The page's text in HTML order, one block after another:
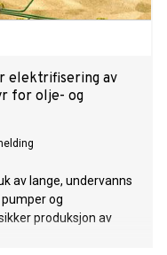
elektrifisering av
for olje- og
av lange, undervanns
og
produksjon av